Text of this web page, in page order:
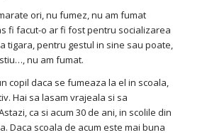
ori, nu fumez, nu am fumat
fi facut-o ar fi fost pentru socializarea
tigara, pentru gestul in sine sau poate,
nu am fumat.
copil daca se fumeaza la el in scoala,
Hai sa lasam vrajeala si sa
ca si acum 30 de ani, in scolile din
Daca scoala de acum este mai buna